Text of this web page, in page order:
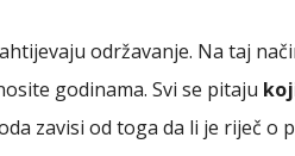
održavanje. Na taj
godinama. Svi se pitaju
zavisi od toga da li je riječ o